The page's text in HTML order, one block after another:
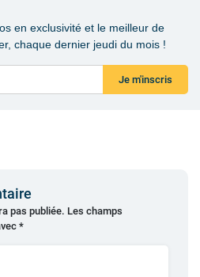
en exclusivité et le meilleur de
chaque dernier jeudi du mois !
Je m'inscris
pas publiée. Les champs
*